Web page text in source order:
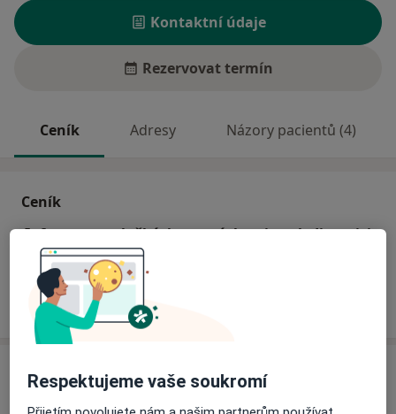
Kontaktní údaje
Rezervovat termín
Ceník Adresy Názory pacientů (4)
Ceník
Informace o službách a cenách nejsou k dispozici
Tento specialista ještě nepřidával žádné informace o
svých službách.
Respektujeme vaše soukromí